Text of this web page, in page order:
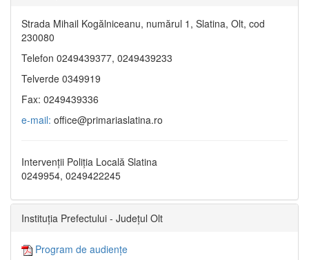
Strada Mihail Kogălniceanu, numărul 1, Slatina, Olt, cod
230080
Telefon 0249439377, 0249439233
Telverde 0349919
Fax: 0249439336
e-mail: office@primariaslatina.ro
Intervenții Poliția Locală Slatina
0249954, 0249422245
Instituția Prefectului - Județul Olt
Program de audiențe